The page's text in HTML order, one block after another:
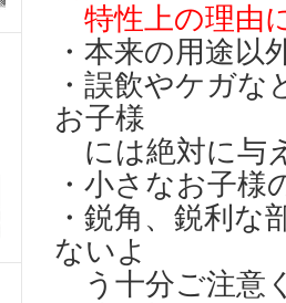
特性上の理由
・本来の用途
・誤飲やケガ
お子様
には絶対に与
・小さなお子
・鋭角、鋭利
ないよ
う十分ご注意